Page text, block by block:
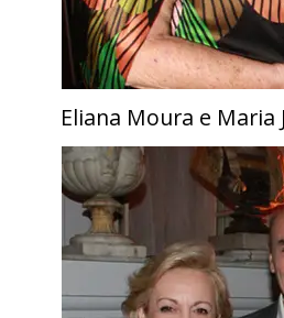
Eliana Moura e Maria